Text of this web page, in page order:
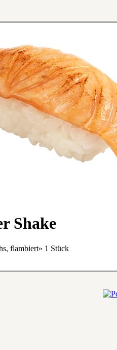
Shake
flambiert» 1 Stück